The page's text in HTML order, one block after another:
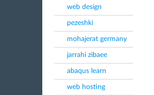
web design
pezeshki
mohajerat germany
jarrahi zibaee
abaqus learn
web hosting